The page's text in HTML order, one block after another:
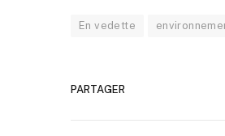
En vedette
PARTAGER